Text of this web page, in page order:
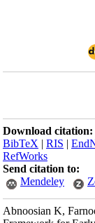
Download citation:
BibTeX |RIS |
RefWorks
Send citation to:
Mendeley
Abnoosian K,